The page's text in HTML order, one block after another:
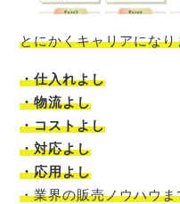
とにかくキャリアになり
・仕入れよし
・物流よし
・コストよし
・対応よし
・応用よし
・業界の販売ノウハウ